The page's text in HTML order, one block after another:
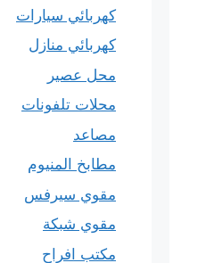
كهربائي سيارات
كهربائي منازل
محل عصير
محلات تلفونات
مصاعد
مطابخ المنيوم
مقوي سيرفس
مقوي شبكة
مكتب افراح